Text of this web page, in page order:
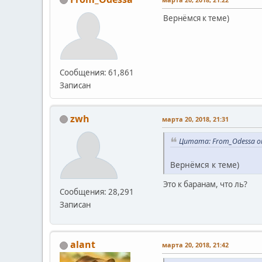
Сообщения: 61,861
Записан
Вернёмся к теме)
zwh
Сообщения: 28,291
Записан
марта 20, 2018, 21:31
Цитата: From_Odessa
Вернёмся к теме)
Это к баранам, что ль?
alant марта 20, 2018, 21:42